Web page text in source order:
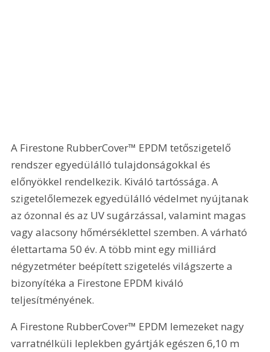
A Firestone RubberCover™ EPDM tetőszigetelő
rendszer egyedülálló tulajdonságokkal és
előnyökkel rendelkezik. Kiváló tartóssága. A
szigetelőlemezek egyedülálló védelmet nyújtanak
az ózonnal és az UV sugárzással, valamint magas
vagy alacsony hőmérséklettel szemben. A várható
élettartama 50 év. A több mint egy milliárd
négyzetméter beépített szigetelés világszerte a
bizonyítéka a Firestone EPDM kiváló
teljesítményének.
A Firestone RubberCover™ EPDM lemezeket nagy
varratnélküli leplekben gyártják egészen 6,10 m